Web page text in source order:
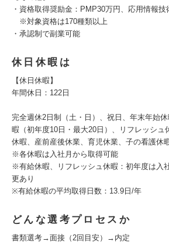
・資格取得奨励金：PMP30万円、応用情報
※対象資格は170種類以上
・承認制で副業可能
休日休暇は
【休日休暇】
年間休日：122日
完全週休2日制（土・日）、祝日、年末年始
暇（初年度10日・最大20日）、リフレッシュ
休暇、産前産後休業、育児休業、子の看護
※各休暇は入社月から取得可能
※有給休暇、リフレッシュ休暇：初年度は入
更あり
※有給休暇の平均取得日数：13.9日/年
どんな選考プロセスか
書類選考→面接（2回目安）→内定